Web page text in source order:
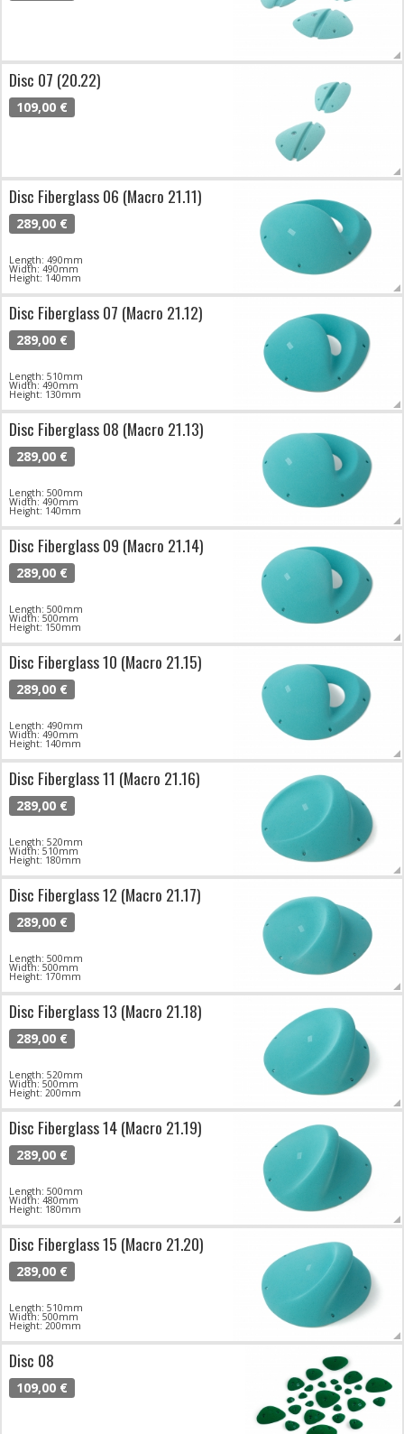
Disc 07 (20.22)
109,00 €
Disc Fiberglass 06 (Macro 21.11)
289,00 €
Length: 490mm
Width: 490mm
Height: 140mm
Disc Fiberglass 07 (Macro 21.12)
289,00 €
Length: 510mm
Width: 490mm
Height: 130mm
Disc Fiberglass 08 (Macro 21.13)
289,00 €
Length: 500mm
Width: 490mm
Height: 140mm
Disc Fiberglass 09 (Macro 21.14)
289,00 €
Length: 500mm
Width: 500mm
Height: 150mm
Disc Fiberglass 10 (Macro 21.15)
289,00 €
Length: 490mm
Width: 490mm
Height: 140mm
Disc Fiberglass 11 (Macro 21.16)
289,00 €
Length: 520mm
Width: 510mm
Height: 180mm
Disc Fiberglass 12 (Macro 21.17)
289,00 €
Length: 500mm
Width: 500mm
Height: 170mm
Disc Fiberglass 13 (Macro 21.18)
289,00 €
Length: 520mm
Width: 500mm
Height: 200mm
Disc Fiberglass 14 (Macro 21.19)
289,00 €
Length: 500mm
Width: 480mm
Height: 180mm
Disc Fiberglass 15 (Macro 21.20)
289,00 €
Length: 510mm
Width: 500mm
Height: 200mm
Disc 08
109,00 €